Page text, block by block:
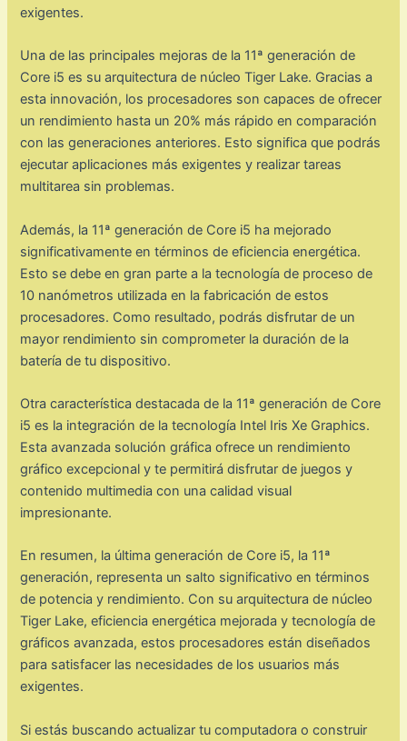
exigentes.
Una de las principales mejoras de la 11ª generación de
Core i5 es su arquitectura de núcleo Tiger Lake. Gracias a
esta innovación, los procesadores son capaces de ofrecer
un rendimiento hasta un 20% más rápido en comparación
con las generaciones anteriores. Esto significa que podrás
ejecutar aplicaciones más exigentes y realizar tareas
multitarea sin problemas.
Además, la 11ª generación de Core i5 ha mejorado
significativamente en términos de eficiencia energética.
Esto se debe en gran parte a la tecnología de proceso de
10 nanómetros utilizada en la fabricación de estos
procesadores. Como resultado, podrás disfrutar de un
mayor rendimiento sin comprometer la duración de la
batería de tu dispositivo.
Otra característica destacada de la 11ª generación de Core
i5 es la integración de la tecnología Intel Iris Xe Graphics.
Esta avanzada solución gráfica ofrece un rendimiento
gráfico excepcional y te permitirá disfrutar de juegos y
contenido multimedia con una calidad visual
impresionante.
En resumen, la última generación de Core i5, la 11ª
generación, representa un salto significativo en términos
de potencia y rendimiento. Con su arquitectura de núcleo
Tiger Lake, eficiencia energética mejorada y tecnología de
gráficos avanzada, estos procesadores están diseñados
para satisfacer las necesidades de los usuarios más
exigentes.
Si estás buscando actualizar tu computadora o construir